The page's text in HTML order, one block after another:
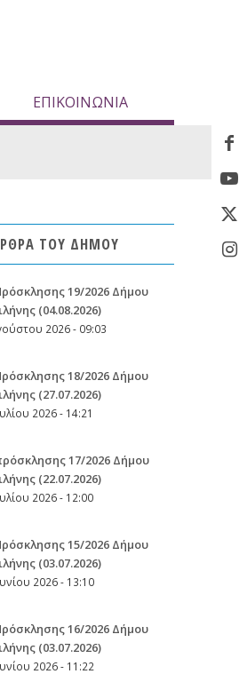
ΕΠΙΚΟΙΝΩΝΙΑ
ΤΟΥ ΔΗΜΟΥ
19/2026 Δήμου
(04.08.2026)
2026 - 09:03
18/2026 Δήμου
(27.07.2026)
2026 - 14:21
17/2026 Δήμου
(22.07.2026)
2026 - 12:00
15/2026 Δήμου
(03.07.2026)
2026 - 13:10
16/2026 Δήμου
(03.07.2026)
2026 - 11:22